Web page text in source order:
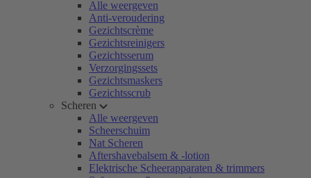
Alle weergeven
Anti-veroudering
Gezichtscrème
Gezichtsreinigers
Gezichtsserum
Verzorgingssets
Gezichtsmaskers
Gezichtsscrub
Scheren
Alle weergeven
Scheerschuim
Nat Scheren
Aftershavebalsem & -lotion
Elektrische Scheerapparaten & trimmers